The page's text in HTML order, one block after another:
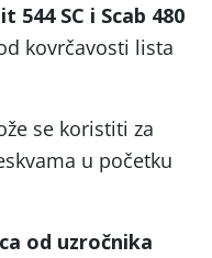
544 SC i Scab 480
kovrčavosti lista
se koristiti za
u početku
od uzročnika